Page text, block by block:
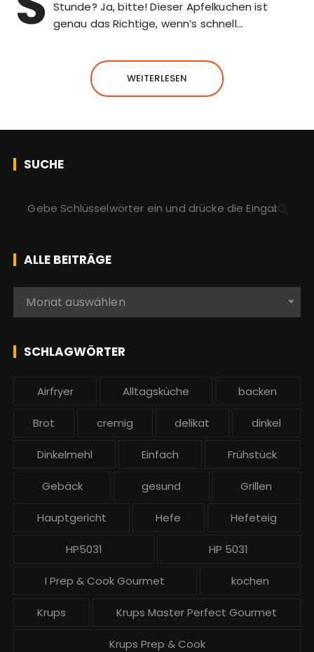
Stunde? Ja, bitte! Dieser Apfelkuchen ist
genau das Richtige, wenn’s schnell…
WEITERLESEN
SUCHE
h
e
n
c
:
ALLE BEITRÄGE
e
Monat auswählen
SCHLAGWÖRTER
Airfryer Alltagsküche backen
Brot cremig delikat dinkel
Dinkelmehl Einfach Frühstück
Gebäck gesund Grillen
Hauptgericht Hefe Hefeteig
HP5031 HP 5031
I Prep & Cook Gourmet kochen
Krups Krups Master Perfect Gourmet
Krups Prep & Cook